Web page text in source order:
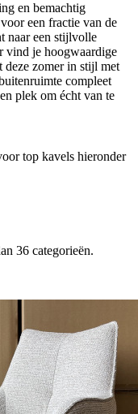
en bemachtig
een fractie van de
naar een stijlvolle
vind je hoogwaardige
zomer in stijl met
compleet
plek om écht van te
top kavels hieronder
36 categorieën.